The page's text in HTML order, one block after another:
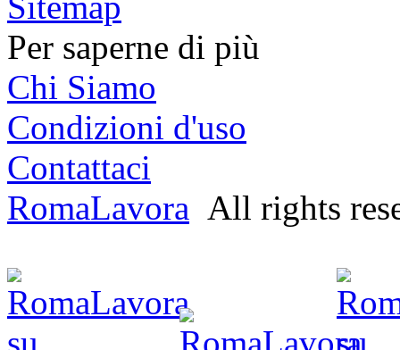
Per saperne di più
Chi Siamo
Condizioni d'uso
Contattaci
RomaLavora All rights